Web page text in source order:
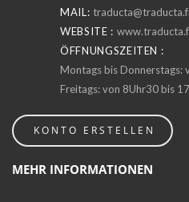
MAIL:
WEBSITE :
ÖFFNUNGSZEITEN :
Montags bis Donnerstags:
Freitags: von 8Uhr30 bis
KONTO ERSTELLEN
MEHR INFORMATIONEN